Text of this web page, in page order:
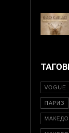
VOGUE
ПАРИЗ